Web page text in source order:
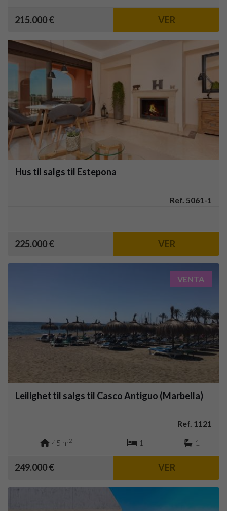
215.000 € VER
Hus til salgs til Estepona
Ref. 5061-1
225.000 € VER
VENTA
Leilighet til salgs til Casco Antiguo (Marbella)
Ref. 1121
45 m2 1 1
249.000 € VER